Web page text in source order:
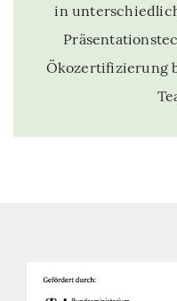
in
Ökozertifizierung